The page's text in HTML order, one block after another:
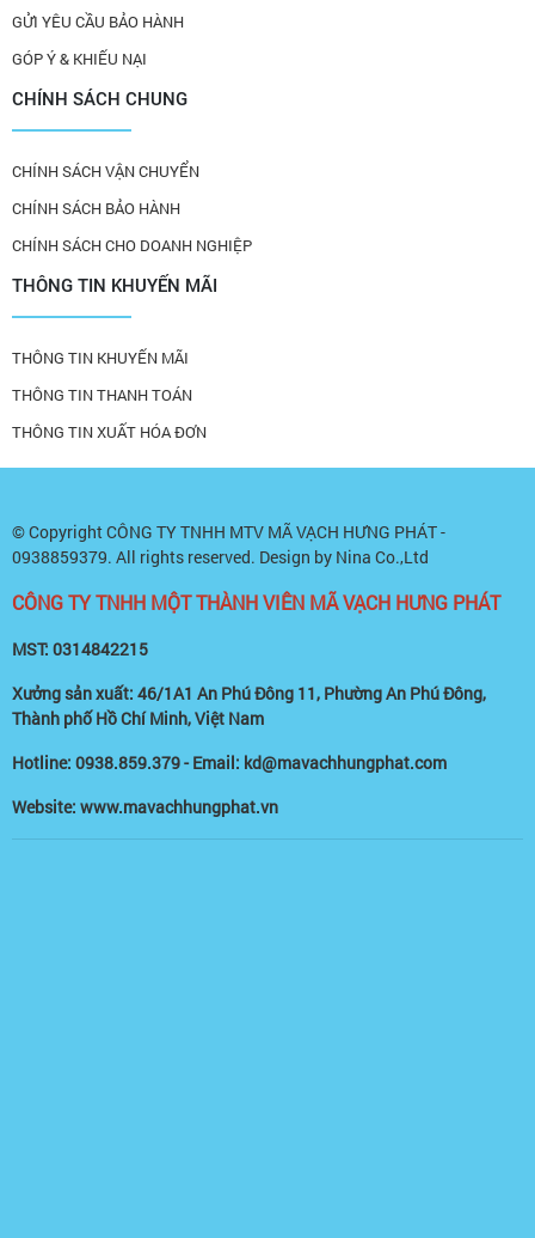
GỬI YÊU CẦU BẢO HÀNH
GÓP Ý & KHIẾU NẠI
CHÍNH SÁCH CHUNG
CHÍNH SÁCH VẬN CHUYỂN
CHÍNH SÁCH BẢO HÀNH
CHÍNH SÁCH CHO DOANH NGHIỆP
THÔNG TIN KHUYẾN MÃI
THÔNG TIN KHUYẾN MÃI
THÔNG TIN THANH TOÁN
THÔNG TIN XUẤT HÓA ĐƠN
© CopyrightCÔNG TY TNHH MTV MÃ VẠCH HƯNG PHÁT -
0938859379. All rights reserved. Design by Nina Co.,Ltd
CÔNG TY TNHH MỘT THÀNH VIÊN MÃ VẠCH HƯNG PHÁT
MST: 0314842215
Xưởng sản xuất: 46/1A1 An Phú Đông 11, Phường An Phú Đông,
Thành phố Hồ Chí Minh, Việt Nam
Hotline: 0938.859.379 - Email: kd@mavachhungphat.com
Website: www.mavachhungphat.vn